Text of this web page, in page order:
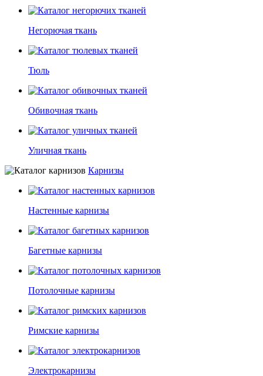
Негорючая ткань
Тюль
Обивочная ткань
Уличная ткань
Карнизы
Настенные карнизы
Багетные карнизы
Потолочные карнизы
Римские карнизы
Электрокарнизы